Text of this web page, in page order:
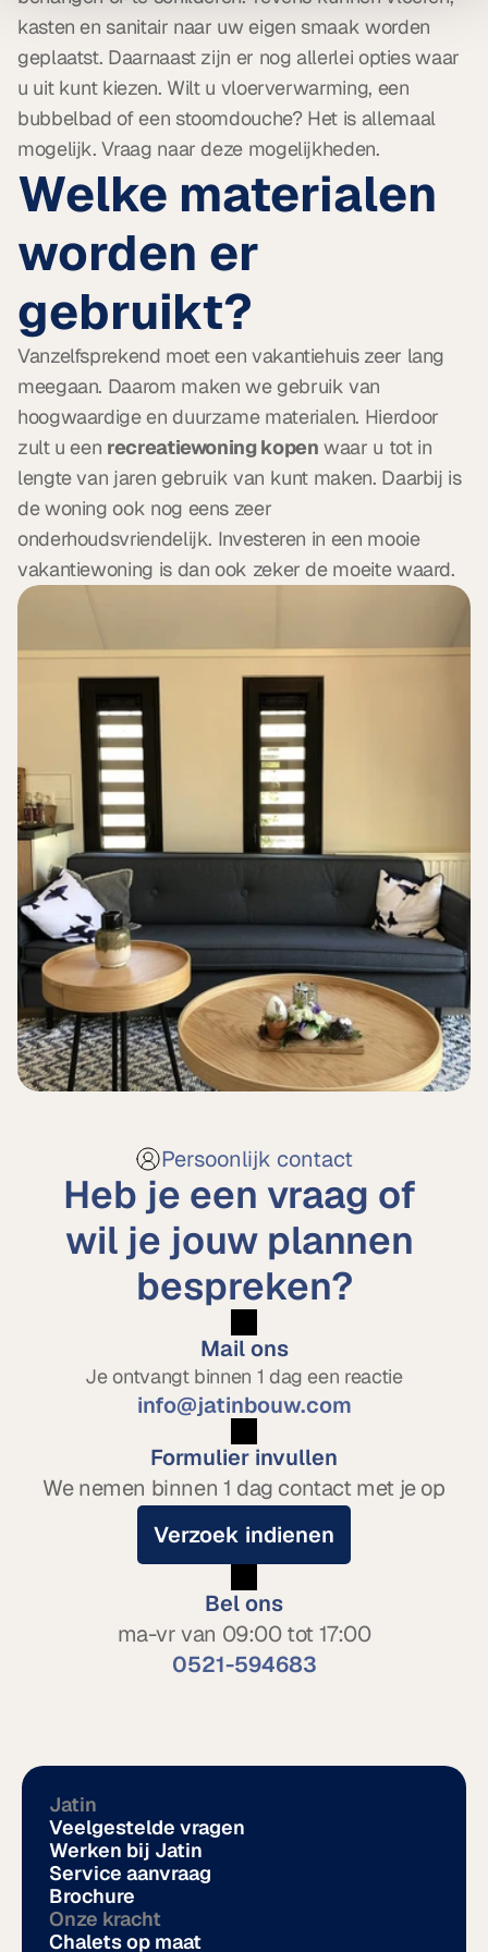
kasten en sanitair naar uw eigen smaak worden
geplaatst. Daarnaast zijn er nog allerlei opties waar
u uit kunt kiezen. Wilt u vloerverwarming, een
bubbelbad of een stoomdouche? Het is allemaal
mogelijk. Vraag naar deze mogelijkheden.
Welke materialen
worden er
gebruikt?
Vanzelfsprekend moet een vakantiehuis zeer lang
meegaan. Daarom maken we gebruik van
hoogwaardige en duurzame materialen. Hierdoor
zult u een recreatiewoning kopen waar u tot in
lengte van jaren gebruik van kunt maken. Daarbij is
de woning ook nog eens zeer
onderhoudsvriendelijk. Investeren in een mooie
vakantiewoning is dan ook zeker de moeite waard.
Persoonlijk contact
Heb je een vraag of
wil je jouw plannen
bespreken?
Mail ons
Je ontvangt binnen 1 dag een reactie
info@jatinbouw.com
Formulier invullen
We nemen binnen 1 dag contact met je op
Verzoek indienen
Bel ons
ma-vr van 09:00 tot 17:00
0521-594683
Jatin
Veelgestelde vragen
Werken bij Jatin
Service aanvraag
Brochure
Onze kracht
Chalets op maat